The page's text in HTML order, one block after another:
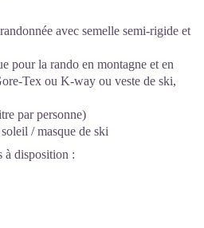
avec semelle semi-rigide et
pour la rando en montagne et en
Tex ou K-way ou veste de ski,
par personne)
/ masque de ski
à disposition :